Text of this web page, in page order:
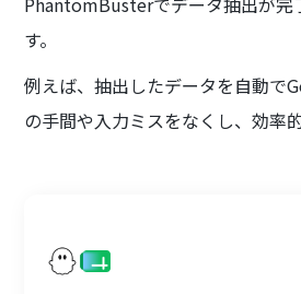
す。
例えば、抽出したデータを自動で
の手間や入力ミスをなくし、効率